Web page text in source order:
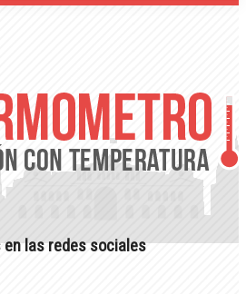
en las redes sociales